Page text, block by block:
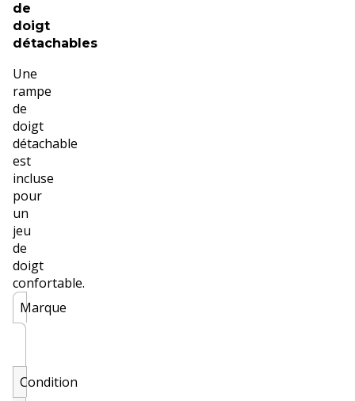
de
doigt
détachables
Une
rampe
de
doigt
détachable
est
incluse
pour
un
jeu
de
doigt
confortable.
Marque
Condition